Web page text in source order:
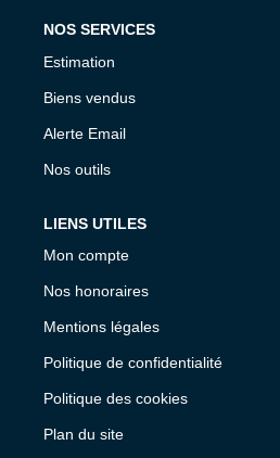
NOS SERVICES
Estimation
Biens vendus
Alerte Email
Nos outils
LIENS UTILES
Mon compte
Nos honoraires
Mentions légales
Politique de confidentialité
Politique des cookies
Plan du site